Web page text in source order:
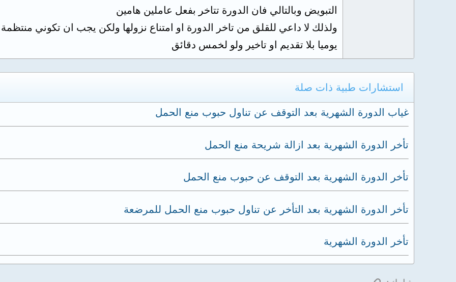
التبويض وبالتالي فان الدورة تتاخر بفعل عاملين هامين
ولذلك لا داعي للقلق من تاخر الدورة او امتناع نزولها ولكن يجب ان تكوني
يوميا بلا تقديم او تاخير ولو لخمس دقائق
استشارات طبية ذات صلة
غياب الدورة الشهرية بعد التوقف عن تناول حبوب منع الحمل
تأخر الدورة الشهرية بعد ازالة شريحة منع الحمل
تأخر الدورة الشهرية بعد التوقف عن حبوب منع الحمل
تأخر الدورة الشهرية بعد التأخر عن تناول حبوب منع الحمل للمرضعة
تأخر الدورة الشهرية